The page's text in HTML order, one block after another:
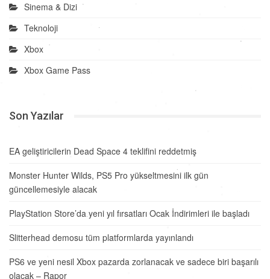
Sinema & Dizi
Teknoloji
Xbox
Xbox Game Pass
Son Yazılar
EA geliştiricilerin Dead Space 4 teklifini reddetmiş
Monster Hunter Wilds, PS5 Pro yükseltmesini ilk gün
güncellemesiyle alacak
PlayStation Store’da yeni yıl fırsatları Ocak İndirimleri ile başladı
Slitterhead demosu tüm platformlarda yayınlandı
PS6 ve yeni nesil Xbox pazarda zorlanacak ve sadece biri başarılı
olacak – Rapor